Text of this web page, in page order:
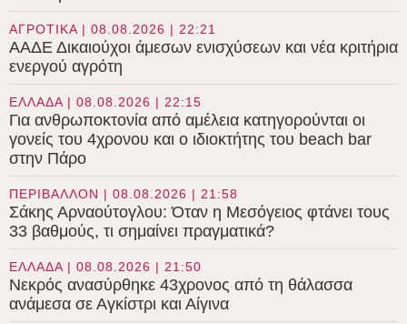
ΑΓΡΟΤΙΚΑ | 08.08.2026 | 22:21
ΑΑΔΕ Δικαιούχοι άμεσων ενισχύσεων και νέα κριτήρια
ενεργού αγρότη
ΕΛΛΑΔΑ | 08.08.2026 | 22:15
Για ανθρωποκτονία από αμέλεια κατηγορούνται οι
γονείς του 4χρονου και ο ιδιοκτήτης του beach bar
στην Πάρο
ΠΕΡΙΒΑΛΛΟΝ | 08.08.2026 | 21:58
Σάκης Αρναούτογλου: Όταν η Μεσόγειος φτάνει τους
33 βαθμούς, τι σημαίνει πραγματικά?
ΕΛΛΑΔΑ | 08.08.2026 | 21:50
Νεκρός ανασύρθηκε 43χρονος από τη θάλασσα
ανάμεσα σε Αγκίστρι και Αίγινα